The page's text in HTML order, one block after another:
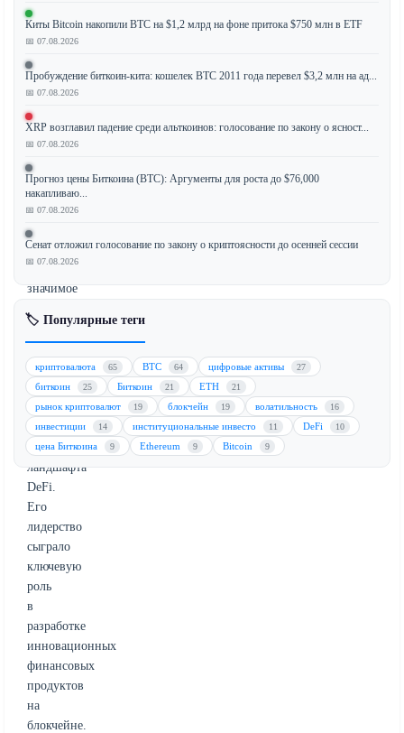
децентрализованных
финансов
скорбят
по
Натану
Аллману,
основателю
Ondo
Finance.
Уход
Аллмана
знаменует
собой
значимое
для
Ondo
Finance
и
более
широкого
ландшафта
DeFi.
Его
лидерство
сыграло
ключевую
роль
в
разработке
инновационных
финансовых
продуктов
на
блокчейне.
Киты Bitcoin накопили BTC на $1,2 млрд на фоне притока $750 млн в ETF
📅 07.08.2026
Пробуждение биткоин-кита: кошелек BTC 2011 года перевел $3,2 млн на ад...
📅 07.08.2026
XRP возглавил падение среди альткоинов: голосование по закону о ясност...
📅 07.08.2026
Прогноз цены Биткоина (BTC): Аргументы для роста до $76,000
накапливаю...
📅 07.08.2026
Сенат отложил голосование по закону о криптоясности до осенней сессии
📅 07.08.2026
🏷️ Популярные теги
криптовалюта 65 BTC 64 цифровые активы 27
биткоин 25 Биткоин 21 ETH 21
рынок криптовалют 19 блокчейн 19 волатильность 16
инвестиции 14 институциональные инвесто 11 DeFi 10
цена Биткоина 9 Ethereum 9 Bitcoin 9